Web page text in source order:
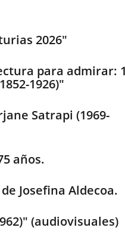
2026"
para admirar:
1926)"
Satrapi (1969-
años.
Josefina Aldecoa.
(audiovisuales)